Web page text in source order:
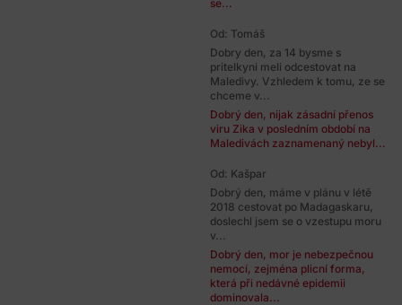
se...
Od: Tomáš
Dobry den, za 14 bysme s
pritelkyni meli odcestovat na
Maledivy. Vzhledem k tomu, ze se
chceme v...
Dobrý den, nijak zásadní přenos
viru Zika v posledním období na
Maledivách zaznamenaný nebyl...
Od: Kašpar
Dobrý den, máme v plánu v létě
2018 cestovat po Madagaskaru,
doslechl jsem se o vzestupu moru
v...
Dobrý den, mor je nebezpečnou
nemocí, zejména plicní forma,
která při nedávné epidemii
dominovala...